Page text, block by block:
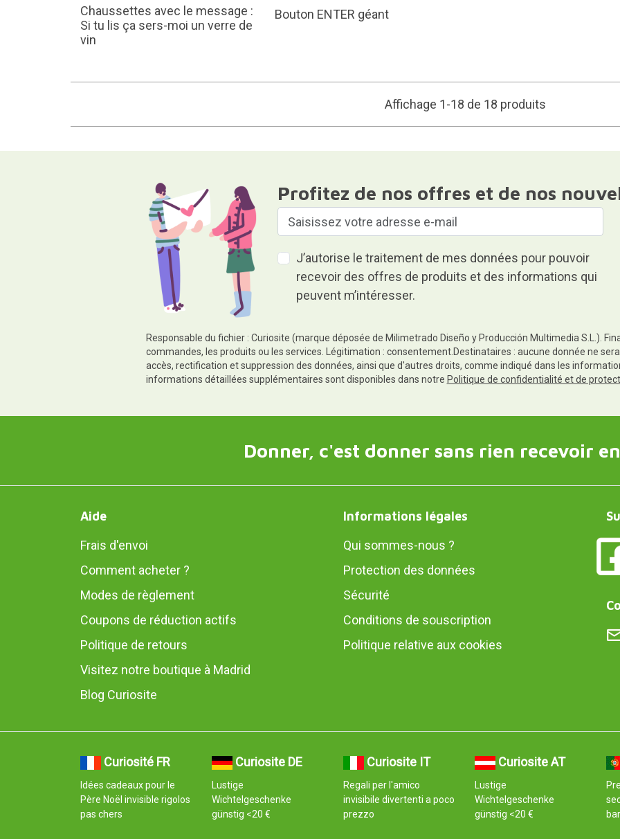
Chaussettes avec le message :
Si tu lis ça sers-moi un verre de
vin
Bouton ENTER géant
Affichage 1-18 de 18 produits
Profitez de nos offres et de nos
J’autorise le traitement de mes données pour pouvoir
recevoir des offres de produits et des informations qui
peuvent m’intéresser.
Responsable du fichier : Curiosite (marque déposée de Milimetrado Diseño y Producción Multimedia S.L.).
commandes, les produits ou les services. Légitimation : consentement.Destinataires : aucune donnée ne
accès, rectification et suppression des données, ainsi que d'autres droits, comme indiqué dans les
informations détaillées supplémentaires sont disponibles dans notre Politique de confidentialité et de
Donner, c'est donner sans rien recevoir
Aide
Frais d'envoi
Comment acheter ?
Modes de règlement
Coupons de réduction actifs
Politique de retours
Visitez notre boutique à Madrid
Blog Curiosite
Informations légales
Qui sommes-nous ?
Protection des données
Sécurité
Conditions de souscription
Politique relative aux cookies
Curiosité FR
Idées cadeaux pour le
Père Noël invisible rigolos
pas chers
Curiosite DE
Lustige
Wichtelgeschenke
günstig <20 €
Curiosite IT
Regali per l'amico
invisibile divertenti a poco
prezzo
Curiosite AT
Lustige
Wichtelgeschenke
günstig <20 €